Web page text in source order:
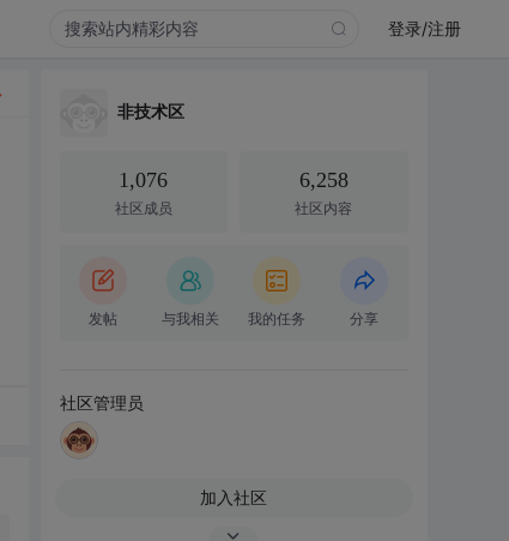
登录/注册
非技术区
1,076
社区成员
6,258
社区内容
发帖 与我相关 我的任务 分享
社区管理员
加入社区